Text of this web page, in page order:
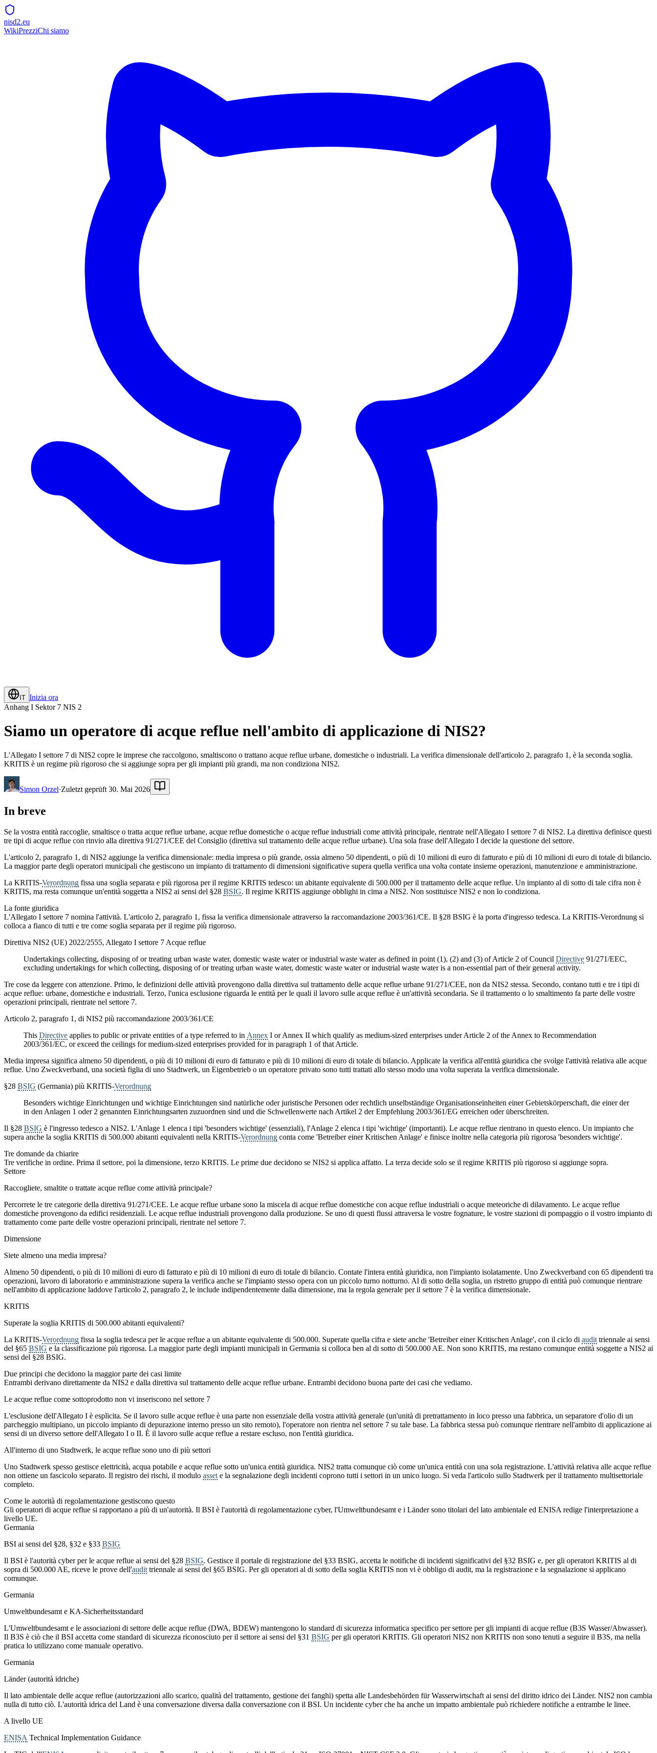
nisd2.eu
WikiPrezziChi siamo
IT Inizia ora
Anhang I Sektor 7 NIS 2
Siamo un operatore di acque reflue nell'ambito di applicazione di NIS2?
L'Allegato I settore 7 di NIS2 copre le imprese che raccolgono, smaltiscono o trattano acque reflue urbane, domestiche o industriali. La verifica dimensionale dell'articolo 2, paragrafo 1, è la seconda soglia.
KRITIS è un regime più rigoroso che si aggiunge sopra per gli impianti più grandi, ma non condiziona NIS2.
Simon Orzel·Zuletzt geprüft 30. Mai 2026
In breve
Se la vostra entità raccoglie, smaltisce o tratta acque reflue urbane, acque reflue domestiche o acque reflue industriali come attività principale, rientrate nell'Allegato I settore 7 di NIS2. La direttiva definisce questi
tre tipi di acque reflue con rinvio alla direttiva 91/271/CEE del Consiglio (direttiva sul trattamento delle acque reflue urbane). Una sola frase dell'Allegato I decide la questione del settore.
L'articolo 2, paragrafo 1, di NIS2 aggiunge la verifica dimensionale: media impresa o più grande, ossia almeno 50 dipendenti, o più di 10 milioni di euro di fatturato e più di 10 milioni di euro di totale di bilancio.
La maggior parte degli operatori municipali che gestiscono un impianto di trattamento di dimensioni significative supera quella verifica una volta contate insieme operazioni, manutenzione e amministrazione.
La KRITIS-Verordnung fissa una soglia separata e più rigorosa per il regime KRITIS tedesco: un abitante equivalente di 500.000 per il trattamento delle acque reflue. Un impianto al di sotto di tale cifra non è
KRITIS, ma resta comunque un'entità soggetta a NIS2 ai sensi del §28 BSIG. Il regime KRITIS aggiunge obblighi in cima a NIS2. Non sostituisce NIS2 e non lo condiziona.
La fonte giuridica
L'Allegato I settore 7 nomina l'attività. L'articolo 2, paragrafo 1, fissa la verifica dimensionale attraverso la raccomandazione 2003/361/CE. Il §28 BSIG è la porta d'ingresso tedesca. La KRITIS-Verordnung si
colloca a fianco di tutti e tre come soglia separata per il regime più rigoroso.
Direttiva NIS2 (UE) 2022/2555, Allegato I settore 7 Acque reflue
Undertakings collecting, disposing of or treating urban waste water, domestic waste water or industrial waste water as defined in point (1), (2) and (3) of Article 2 of Council Directive 91/271/EEC,
excluding undertakings for which collecting, disposing of or treating urban waste water, domestic waste water or industrial waste water is a non-essential part of their general activity.
Tre cose da leggere con attenzione. Primo, le definizioni delle attività provengono dalla direttiva sul trattamento delle acque reflue urbane 91/271/CEE, non da NIS2 stessa. Secondo, contano tutti e tre i tipi di
acque reflue: urbane, domestiche e industriali. Terzo, l'unica esclusione riguarda le entità per le quali il lavoro sulle acque reflue è un'attività secondaria. Se il trattamento o lo smaltimento fa parte delle vostre
operazioni principali, rientrate nel settore 7.
Articolo 2, paragrafo 1, di NIS2 più raccomandazione 2003/361/CE
This Directive applies to public or private entities of a type referred to in Annex I or Annex II which qualify as medium-sized enterprises under Article 2 of the Annex to Recommendation
2003/361/EC, or exceed the ceilings for medium-sized enterprises provided for in paragraph 1 of that Article.
Media impresa significa almeno 50 dipendenti, o più di 10 milioni di euro di fatturato e più di 10 milioni di euro di totale di bilancio. Applicate la verifica all'entità giuridica che svolge l'attività relativa alle acque
reflue. Uno Zweckverband, una società figlia di uno Stadtwerk, un Eigenbetrieb o un operatore privato sono tutti trattati allo stesso modo una volta superata la verifica dimensionale.
§28 BSIG (Germania) più KRITIS-Verordnung
Besonders wichtige Einrichtungen und wichtige Einrichtungen sind natürliche oder juristische Personen oder rechtlich unselbständige Organisationseinheiten einer Gebietskörperschaft, die einer der
in den Anlagen 1 oder 2 genannten Einrichtungsarten zuzuordnen sind und die Schwellenwerte nach Artikel 2 der Empfehlung 2003/361/EG erreichen oder überschreiten.
Il §28 BSIG è l'ingresso tedesco a NIS2. L'Anlage 1 elenca i tipi 'besonders wichtige' (essenziali), l'Anlage 2 elenca i tipi 'wichtige' (importanti). Le acque reflue rientrano in questo elenco. Un impianto che
supera anche la soglia KRITIS di 500.000 abitanti equivalenti nella KRITIS-Verordnung conta come 'Betreiber einer Kritischen Anlage' e finisce inoltre nella categoria più rigorosa 'besonders wichtige'.
Tre domande da chiarire
Tre verifiche in ordine. Prima il settore, poi la dimensione, terzo KRITIS. Le prime due decidono se NIS2 si applica affatto. La terza decide solo se il regime KRITIS più rigoroso si aggiunge sopra.
Settore
Raccogliete, smaltite o trattate acque reflue come attività principale?
Percorrete le tre categorie della direttiva 91/271/CEE. Le acque reflue urbane sono la miscela di acque reflue domestiche con acque reflue industriali o acque meteoriche di dilavamento. Le acque reflue
domestiche provengono da edifici residenziali. Le acque reflue industriali provengono dalla produzione. Se uno di questi flussi attraversa le vostre fognature, le vostre stazioni di pompaggio o il vostro impianto di
trattamento come parte delle vostre operazioni principali, rientrate nel settore 7.
Dimensione
Siete almeno una media impresa?
Almeno 50 dipendenti, o più di 10 milioni di euro di fatturato e più di 10 milioni di euro di totale di bilancio. Contate l'intera entità giuridica, non l'impianto isolatamente. Uno Zweckverband con 65 dipendenti tra
operazioni, lavoro di laboratorio e amministrazione supera la verifica anche se l'impianto stesso opera con un piccolo turno notturno. Al di sotto della soglia, un ristretto gruppo di entità può comunque rientrare
nell'ambito di applicazione laddove l'articolo 2, paragrafo 2, le include indipendentemente dalla dimensione, ma la regola generale per il settore 7 è la verifica dimensionale.
KRITIS
Superate la soglia KRITIS di 500.000 abitanti equivalenti?
La KRITIS-Verordnung fissa la soglia tedesca per le acque reflue a un abitante equivalente di 500.000. Superate quella cifra e siete anche 'Betreiber einer Kritischen Anlage', con il ciclo di audit triennale ai sensi
del §65 BSIG e la classificazione più rigorosa. La maggior parte degli impianti municipali in Germania si colloca ben al di sotto di 500.000 AE. Non sono KRITIS, ma restano comunque entità soggette a NIS2 ai
sensi del §28 BSIG.
Due principi che decidono la maggior parte dei casi limite
Entrambi derivano direttamente da NIS2 e dalla direttiva sul trattamento delle acque reflue urbane. Entrambi decidono buona parte dei casi che vediamo.
Le acque reflue come sottoprodotto non vi inseriscono nel settore 7
L'esclusione dell'Allegato I è esplicita. Se il lavoro sulle acque reflue è una parte non essenziale della vostra attività generale (un'unità di pretrattamento in loco presso una fabbrica, un separatore d'olio di un
parcheggio multipiano, un piccolo impianto di depurazione interno presso un sito remoto), l'operatore non rientra nel settore 7 su tale base. La fabbrica stessa può comunque rientrare nell'ambito di applicazione ai
sensi di un diverso settore dell'Allegato I o II. È il lavoro sulle acque reflue a restare escluso, non l'entità giuridica.
All'interno di uno Stadtwerk, le acque reflue sono uno di più settori
Uno Stadtwerk spesso gestisce elettricità, acqua potabile e acque reflue sotto un'unica entità giuridica. NIS2 tratta comunque ciò come un'unica entità con una sola registrazione. L'attività relativa alle acque reflue
non ottiene un fascicolo separato. Il registro dei rischi, il modulo asset e la segnalazione degli incidenti coprono tutti i settori in un unico luogo. Si veda l'articolo sullo Stadtwerk per il trattamento multisettoriale
completo.
Come le autorità di regolamentazione gestiscono questo
Gli operatori di acque reflue si rapportano a più di un'autorità. Il BSI è l'autorità di regolamentazione cyber, l'Umweltbundesamt e i Länder sono titolari del lato ambientale ed ENISA redige l'interpretazione a
livello UE.
Germania
BSI ai sensi del §28, §32 e §33 BSIG
Il BSI è l'autorità cyber per le acque reflue ai sensi del §28 BSIG. Gestisce il portale di registrazione del §33 BSIG, accetta le notifiche di incidenti significativi del §32 BSIG e, per gli operatori KRITIS al di
sopra di 500.000 AE, riceve le prove dell'audit triennale ai sensi del §65 BSIG. Per gli operatori al di sotto della soglia KRITIS non vi è obbligo di audit, ma la registrazione e la segnalazione si applicano
comunque.
Germania
Umweltbundesamt e KA-Sicherheitsstandard
L'Umweltbundesamt e le associazioni di settore delle acque reflue (DWA, BDEW) mantengono lo standard di sicurezza informatica specifico per settore per gli impianti di acque reflue (B3S Wasser/Abwasser).
Il B3S è ciò che il BSI accetta come standard di sicurezza riconosciuto per il settore ai sensi del §31 BSIG per gli operatori KRITIS. Gli operatori NIS2 non KRITIS non sono tenuti a seguire il B3S, ma nella
pratica lo utilizzano come manuale operativo.
Germania
Länder (autorità idriche)
Il lato ambientale delle acque reflue (autorizzazioni allo scarico, qualità del trattamento, gestione dei fanghi) spetta alle Landesbehörden für Wasserwirtschaft ai sensi del diritto idrico dei Länder. NIS2 non cambia
nulla di tutto ciò. L'autorità idrica del Land è una conversazione diversa dalla conversazione con il BSI. Un incidente cyber che ha anche un impatto ambientale può richiedere notifiche a entrambe le linee.
A livello UE
ENISA Technical Implementation Guidance